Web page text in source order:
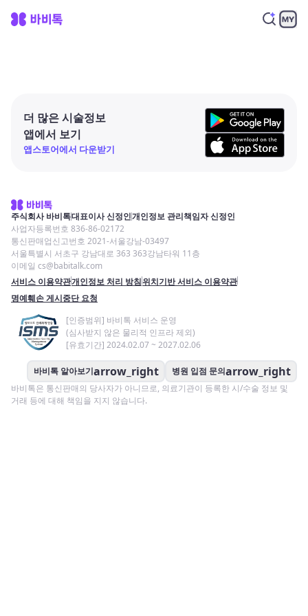
더 많은 시술정보
앱에서 보기
앱스토어에서 다운받기
주식회사 바비톡대표이사 신정인개인정보 관리책임자 신정인
사업자등록번호 836-86-02172
통신판매업신고번호 2021-서울강남-03497
서울특별시 서초구 강남대로 363 363강남타워 11층
이메일 cs@babitalk.com
서비스 이용약관개인정보 처리 방침위치기반 서비스 이용약관
명예훼손 게시중단 요청
[인증범위] 바비톡 서비스 운영
(심사받지 않은 물리적 인프라 제외)
[유효기간] 2024.02.07 ~ 2027.02.06
바비톡 알아보기arrow_right 병원 입점 문의arrow_right
바비톡은 통신판매의 당사자가 아니므로, 의료기관이 등록한 시/수술 정보 및
거래 등에 대해 책임을 지지 않습니다.